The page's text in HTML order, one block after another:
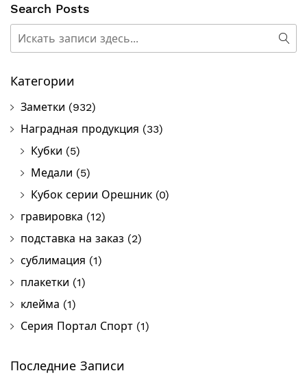
Search Posts
Категории
Заметки (932)
Наградная продукция (33)
Кубки (5)
Медали (5)
Кубок серии Орешник (0)
гравировка (12)
подставка на заказ (2)
сублимация (1)
плакетки (1)
клейма (1)
Серия Портал Спорт (1)
Последние Записи